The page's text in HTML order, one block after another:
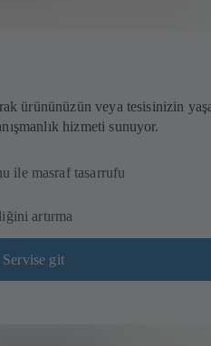
ürününüzün veya tesisinizin
hizmeti sunuyor.
ile masraf tasarrufu
artırma
Servise git